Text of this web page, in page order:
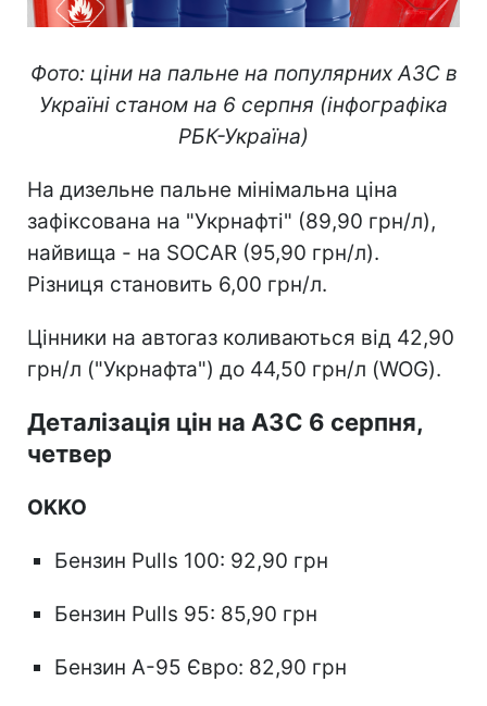
Фото: ціни на пальне на популярних АЗС в
Україні станом на 6 серпня (інфографіка
РБК-Україна)
На дизельне пальне мінімальна ціна
зафіксована на "Укрнафті" (89,90 грн/л),
найвища - на SOCAR (95,90 грн/л).
Різниця становить 6,00 грн/л.
Цінники на автогаз коливаються від 42,90
грн/л ("Укрнафта") до 44,50 грн/л (WOG).
Деталізація цін на АЗС 6 серпня,
четвер
OKKO
Бензин Pulls 100: 92,90 грн
Бензин Pulls 95: 85,90 грн
Бензин А-95 Євро: 82,90 грн